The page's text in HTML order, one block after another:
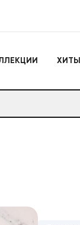
ХИТЫ